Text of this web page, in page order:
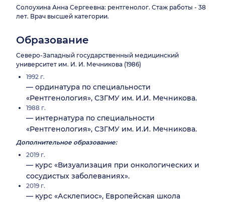
Солоухина Анна Сергеевна: рентгенолог. Стаж работы - 38
лет. Врач высшей категории.
Образование
Северо-Западный государственный медицинский
университет им. И. И. Мечникова (1986)
1992 г.
— ординатура по специальности
«Рентгенология», СЗГМУ им. И.И. Мечникова.
1988 г.
— интернатура по специальности
«Рентгенология», СЗГМУ им. И.И. Мечникова.
Дополнительное образование:
2019 г.
— курс «Визуализация при онкологических и
сосудистых заболеваниях».
2019 г.
— курс «Асклепиос», Европейская школа